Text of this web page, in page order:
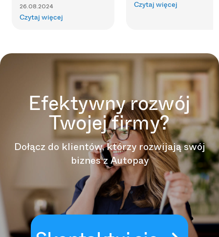
26.08.2024
Czytaj więcej
Czytaj więcej
Efektywny rozwój
Twojej firmy?
Dołącz do klientów, którzy rozwijają swój
biznes z Autopay